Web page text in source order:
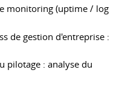
monitoring (uptime / log
de gestion d'entreprise :
pilotage : analyse du